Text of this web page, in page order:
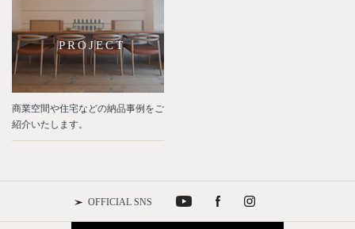
PROJECT
商業空間や住宅などの納品事例をご
紹介いたします。
OFFICIAL SNS